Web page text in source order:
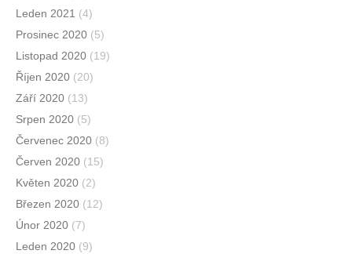
Leden 2021 (4)
Prosinec 2020 (5)
Listopad 2020 (19)
Říjen 2020 (20)
Září 2020 (13)
Srpen 2020 (5)
Červenec 2020 (8)
Červen 2020 (15)
Květen 2020 (2)
Březen 2020 (12)
Únor 2020 (7)
Leden 2020 (9)